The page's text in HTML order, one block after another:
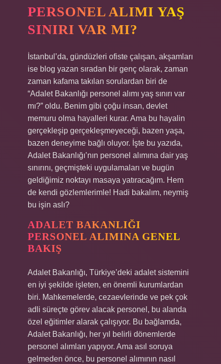
PERSONEL ALIMI YAŞ
SINIRI VAR MI?
İstanbul’da, gündüzleri ofiste çalışan, akşamları
ise blog yazan sıradan bir genç olarak, zaman
zaman kafama takılan sorulardan biri de
“Adalet Bakanlığı personel alımı yaş sınırı var
mı?” oldu. Benim gibi çoğu insan, devlet
memuru olma hayalleri kurar. Ama bu hayalin
gerçekleşip gerçekleşmeyeceği, bazen yaşa,
bazen deneyime bağlı oluyor. İşte bu yazıda,
Adalet Bakanlığı’nın personel alımına dair yaş
sınırını, geçmişteki uygulamaları ve bugün
geldiğimiz noktayı masaya yatıracağım. Hem
de kendi gözlemlerimle! Hadi bakalım, neymiş
bu işin aslı?
ADALET BAKANLIĞI
PERSONEL ALIMINA GENEL
BAKIŞ
Adalet Bakanlığı, Türkiye’deki adalet sistemini
en iyi şekilde işleten, en önemli kurumlardan
biri. Mahkemelerde, cezaevlerinde ve pek çok
adli süreçte görev alacak personel, bu alanda
özel eğitimler alarak çalışıyor. Bu bağlamda,
Adalet Bakanlığı, her yıl belirli dönemlerde
personel alımları yapıyor. Ama asıl soruya
gelmeden önce, bu personel alımının nasıl